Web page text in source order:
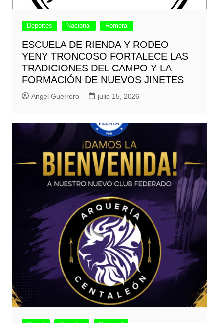
Deportes Nacional Romeral
ESCUELA DE RIENDA Y RODEO
YENY TRONCOSO FORTALECE LAS
TRADICIONES DEL CAMPO Y LA
FORMACIÓN DE NUEVOS JINETES
Angel Guerrero julio 15, 2026